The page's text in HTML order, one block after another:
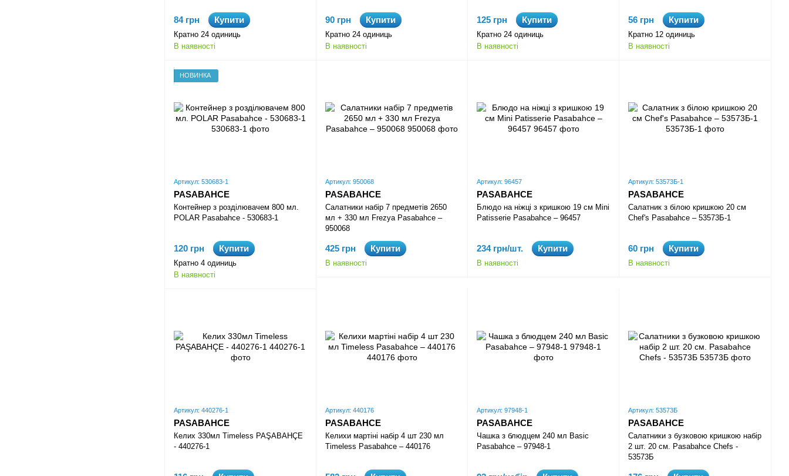
84 грн Купити
Кратно 24 одиниць
В наявності
90 грн Купити
Кратно 24 одиниць
В наявності
125 грн Купити
Кратно 24 одиниць
В наявності
56 грн Купити
Кратно 12 одиниць
В наявності
НОВИНКА
Артикул: 530683-1
PASABAHCE
Контейнер з розділювачем 800 мл.
POLAR Pasabahce - 530683-1
120 грн Купити
Кратно 4 одиниць
В наявності
Артикул: 950068
PASABAHCE
Салатники набір 7 предметів 2650
мл + 330 мл Frezya Pasabahce –
950068
425 грн Купити
В наявності
Артикул: 96457
PASABAHCE
Блюдо на ніжці з кришкою 19 см Mini
Patisserie Pasabahce – 96457
234 грн/шт. Купити
В наявності
Артикул: 53573Б-1
PASABAHCE
Салатник з білою кришкою 20 см
Chef's Pasabahce – 53573Б-1
60 грн Купити
В наявності
Артикул: 440276-1
PASABAHCE
Келих 330мл Timeless PAŞABAHÇE
- 440276-1
Артикул: 440176
PASABAHCE
Келихи мартіні набір 4 шт 230 мл
Timeless Pasabahce – 440176
Артикул: 97948-1
PASABAHCE
Чашка з блюдцем 240 мл Basic
Pasabahce – 97948-1
Артикул: 53573Б
PASABAHCE
Салатники з бузковою кришкою набір
2 шт. 20 см. Pasabahce Chefs -
53573Б